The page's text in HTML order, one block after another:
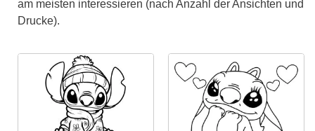
am meisten interessieren (nach Anzahl der Ansichten und
Drucke).